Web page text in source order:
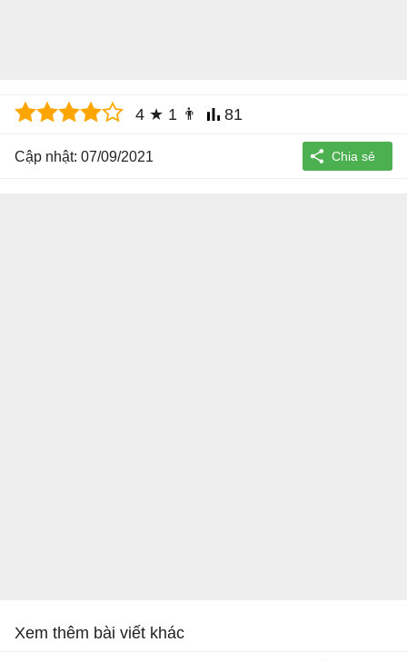
4 ★ 1 👨 81
Cập nhật: 07/09/2021
Xem thêm bài viết khác